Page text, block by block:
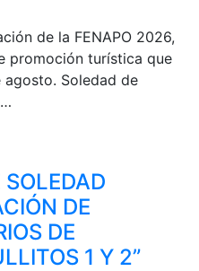
de la FENAPO 2026,
promoción turística que
agosto. Soledad de
DE
DE
1 Y 2”